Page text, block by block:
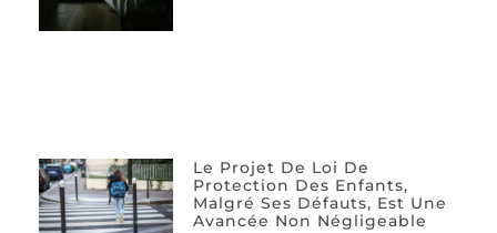
Le Projet De Loi De
Protection Des Enfants,
Malgré Ses Défauts, Est Une
Avancée Non Négligeable